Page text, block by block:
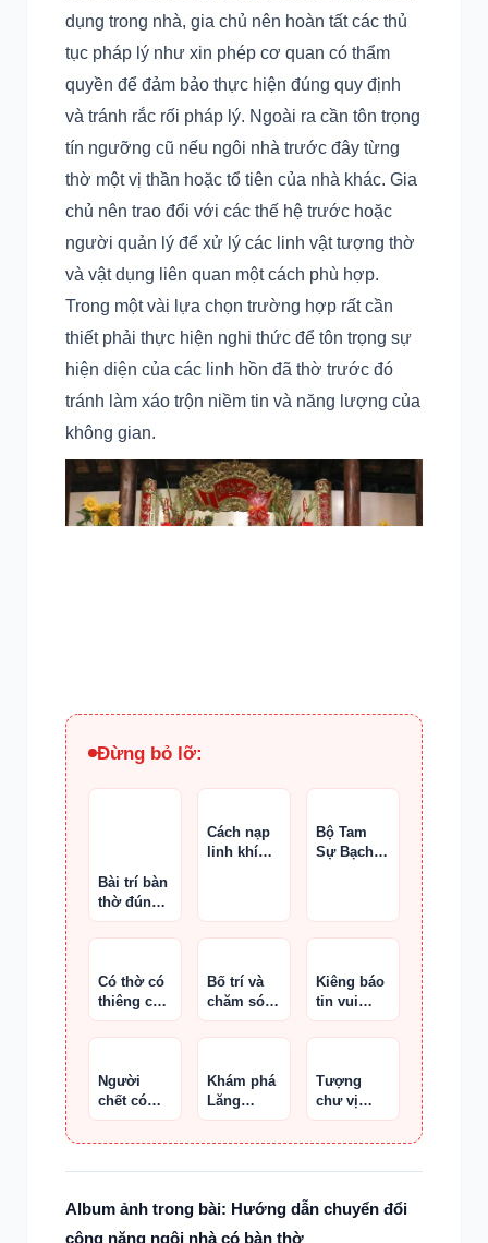
dụng trong nhà, gia chủ nên hoàn tất các thủ
tục pháp lý như xin phép cơ quan có thẩm
quyền để đảm bảo thực hiện đúng quy định
và tránh rắc rối pháp lý. Ngoài ra cần tôn trọng
tín ngưỡng cũ nếu ngôi nhà trước đây từng
thờ một vị thần hoặc tổ tiên của nhà khác. Gia
chủ nên trao đổi với các thế hệ trước hoặc
người quản lý để xử lý các linh vật tượng thờ
và vật dụng liên quan một cách phù hợp.
Trong một vài lựa chọn trường hợp rất cần
thiết phải thực hiện nghi thức để tôn trọng sự
hiện diện của các linh hồn đã thờ trước đó
tránh làm xáo trộn niềm tin và năng lượng của
không gian.
Đừng bỏ lỡ:
Bài trí bàn
thờ đúng
chuẩn
Cách nạp
linh khí
Bộ Tam
Sự Bạch
Có thờ có
thiêng có
kiêng có
lành
Bố trí và
chăm sóc
bàn thờ
chuẩn
Kiêng báo
tin vui
trong 3
tháng đầu
Người
chết có
hưởng các
phẩm vật
Khám phá
Lăng
Thiên Thọ
Tượng
chư vị
Thần Tài
Album ảnh trong bài: Hướng dẫn chuyển đổi
công năng ngôi nhà có bàn thờ